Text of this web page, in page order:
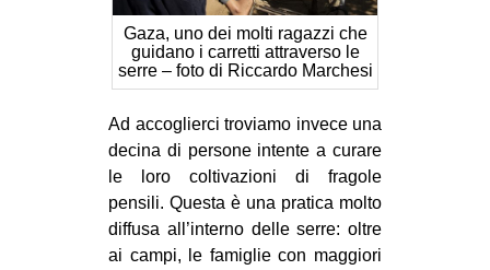
Gaza, uno dei molti ragazzi che
guidano i carretti attraverso le
serre – foto di Riccardo Marchesi
Ad accoglierci troviamo invece una
decina di persone intente a curare
le loro coltivazioni di fragole
pensili. Questa è una pratica molto
diffusa all’interno delle serre: oltre
ai campi, le famiglie con maggiori